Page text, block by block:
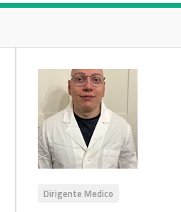
Dirigente Medico